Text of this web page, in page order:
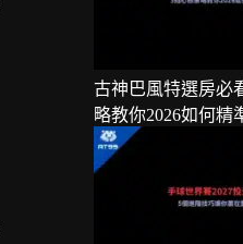
古神巴風特選房必
略教你2026如何精